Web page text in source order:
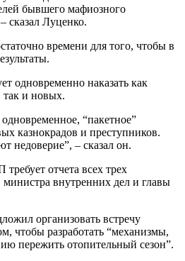
бывшего мафиозного
сказал Луценко.
времени для того, чтобы в
одновременно наказать как
так и новых.
“пакетное”
казнокрадов и преступников.
недоверие”, – сказал он.
отчета всех трех
министра внутренних дел и главы
организовать встречу
чтобы разработать “механизмы,
пережить отопительный сезон”.